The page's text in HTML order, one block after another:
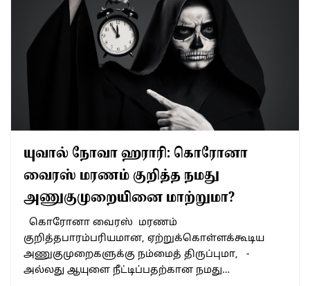
யுவால் நோவா ஹராரி: கொரோனா
வைரஸ் மரணம் குறித்த நமது
அணுகுமுறையினை மாற்றுமா?
கொரோனா வைரஸ் மரணம்
குறித்தபாரம்பரியமான, ஏற்றுக்கொள்ளக்கூடிய
அணுகுமுறைகளுக்கு நம்மைத் திருப்புமா, -
அல்லது ஆயுளை நீட்டிப்பதற்கான நமது…